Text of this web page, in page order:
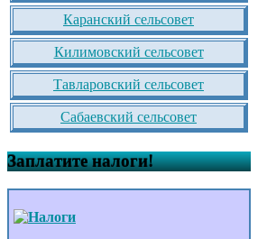
Каранский сельсовет
Килимовский сельсовет
Тавларовский сельсовет
Сабаевский сельсовет
Заплатите налоги!